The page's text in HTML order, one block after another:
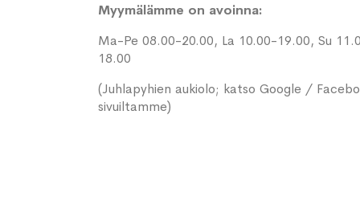
Myymälämme on avoinna:
Ma-Pe 08.00-20.00, La 10.00-19.00, Su
18.00
(Juhlapyhien aukiolo; katso Google /
sivuiltamme)